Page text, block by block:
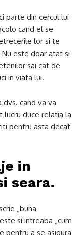
parte din cercul lui
cand el se
lor si te
Nu este doar atat si
sai cat de
in viata lui.
cand va va
lucru duce relatia la
pentru asta decat
in
seara.
„buna
si intreaba „cum
pentru a se asigura